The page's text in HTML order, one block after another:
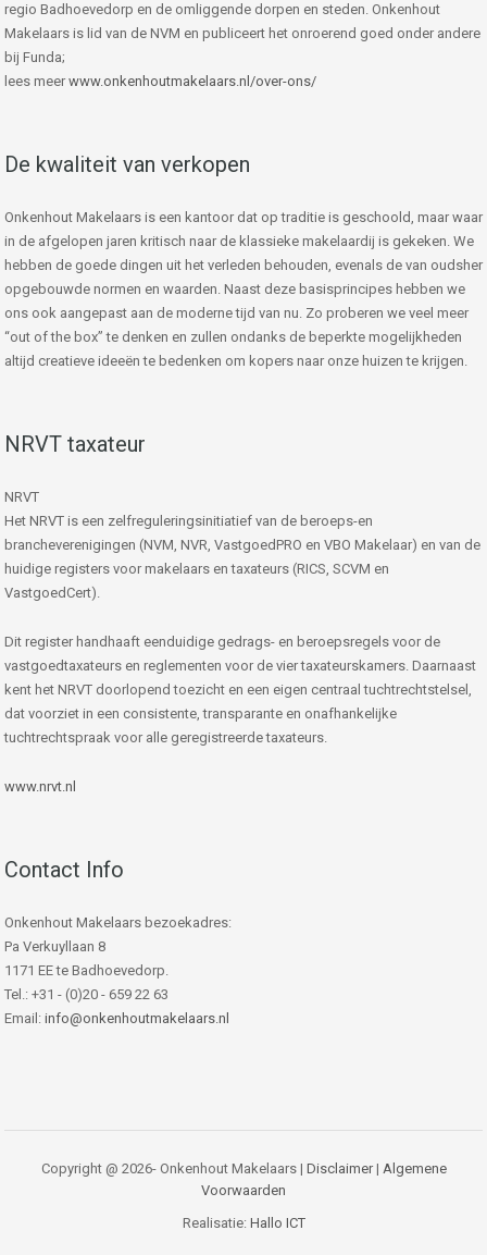
regio Badhoevedorp en de omliggende dorpen en steden. Onkenhout
Makelaars is lid van de NVM en publiceert het onroerend goed onder andere
bij Funda;
lees meer www.onkenhoutmakelaars.nl/over-ons/
De kwaliteit van verkopen
Onkenhout Makelaars is een kantoor dat op traditie is geschoold, maar waar
in de afgelopen jaren kritisch naar de klassieke makelaardij is gekeken. We
hebben de goede dingen uit het verleden behouden, evenals de van oudsher
opgebouwde normen en waarden. Naast deze basisprincipes hebben we
ons ook aangepast aan de moderne tijd van nu. Zo proberen we veel meer
“out of the box” te denken en zullen ondanks de beperkte mogelijkheden
altijd creatieve ideeën te bedenken om kopers naar onze huizen te krijgen.
NRVT taxateur
NRVT
Het NRVT is een zelfreguleringsinitiatief van de beroeps-en
brancheverenigingen (NVM, NVR, VastgoedPRO en VBO Makelaar) en van de
huidige registers voor makelaars en taxateurs (RICS, SCVM en
VastgoedCert).
Dit register handhaaft eenduidige gedrags- en beroepsregels voor de
vastgoedtaxateurs en reglementen voor de vier taxateurskamers. Daarnaast
kent het NRVT doorlopend toezicht en een eigen centraal tuchtrechtstelsel,
dat voorziet in een consistente, transparante en onafhankelijke
tuchtrechtspraak voor alle geregistreerde taxateurs.
www.nrvt.nl
Contact Info
Onkenhout Makelaars bezoekadres:
Pa Verkuyllaan 8
1171 EE te Badhoevedorp.
Tel.: +31 - (0)20 - 659 22 63
Email: info@onkenhoutmakelaars.nl
Copyright @ 2026- Onkenhout Makelaars | Disclaimer| Algemene
Voorwaarden
Realisatie: Hallo ICT